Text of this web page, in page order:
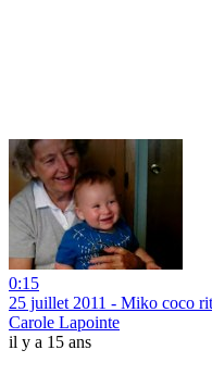
0:15
25 juillet 2011 - Miko coco rit
Carole Lapointe
il y a 15 ans